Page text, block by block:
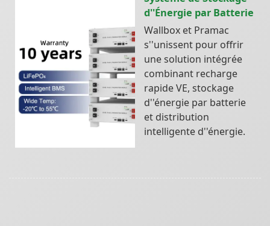
d''Énergie par Batterie
Wallbox et Pramac
s''unissent pour offrir
une solution intégrée
combinant recharge
rapide VE, stockage
d''énergie par batterie
et distribution
intelligente d''énergie.